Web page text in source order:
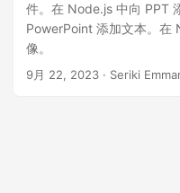
件。在 Node.js 中向 PPT
PowerPoint 添加文本。在
像。
9月 22, 2023 · Seriki